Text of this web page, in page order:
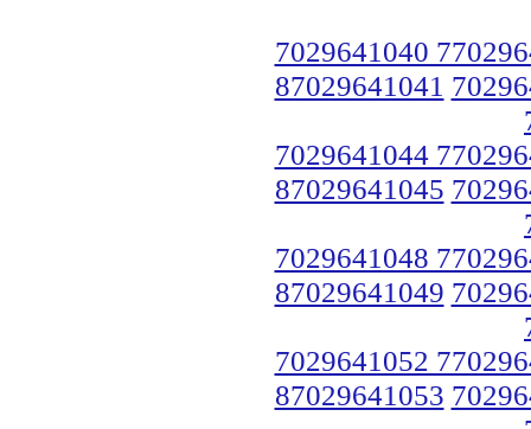
7029641040
87029641041
7029641044
87029641045
7029641048
87029641049
7029641052
87029641053